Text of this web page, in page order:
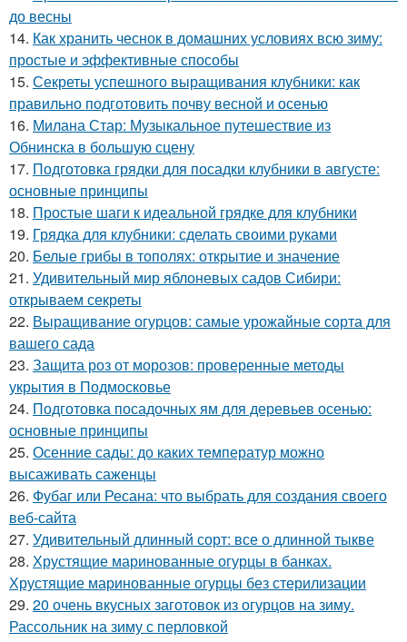
до весны
14. Как хранить чеснок в домашних условиях всю зиму:
простые и эффективные способы
15. Секреты успешного выращивания клубники: как
правильно подготовить почву весной и осенью
16. Милана Стар: Музыкальное путешествие из
Обнинска в большую сцену
17. Подготовка грядки для посадки клубники в августе:
основные принципы
18. Простые шаги к идеальной грядке для клубники
19. Грядка для клубники: сделать своими руками
20. Белые грибы в тополях: открытие и значение
21. Удивительный мир яблоневых садов Сибири:
открываем секреты
22. Выращивание огурцов: самые урожайные сорта для
вашего сада
23. Защита роз от морозов: проверенные методы
укрытия в Подмосковье
24. Подготовка посадочных ям для деревьев осенью:
основные принципы
25. Осенние сады: до каких температур можно
высаживать саженцы
26. Фубаг или Ресана: что выбрать для создания своего
веб-сайта
27. Удивительный длинный сорт: все о длинной тыкве
28. Хрустящие маринованные огурцы в банках.
Хрустящие маринованные огурцы без стерилизации
29. 20 очень вкусных заготовок из огурцов на зиму.
Рассольник на зиму с перловкой